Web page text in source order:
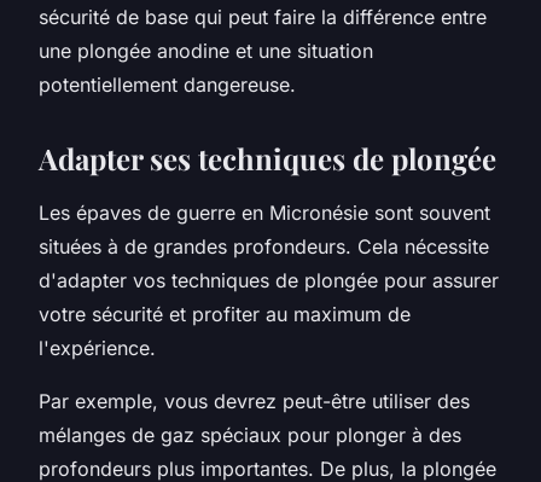
sécurité de base qui peut faire la différence entre
une plongée anodine et une situation
potentiellement dangereuse.
Adapter ses techniques de plongée
Les épaves de guerre en Micronésie sont souvent
situées à de grandes profondeurs. Cela nécessite
d'adapter vos techniques de plongée pour assurer
votre sécurité et profiter au maximum de
l'expérience.
Par exemple, vous devrez peut-être utiliser des
mélanges de gaz spéciaux pour plonger à des
profondeurs plus importantes. De plus, la plongée